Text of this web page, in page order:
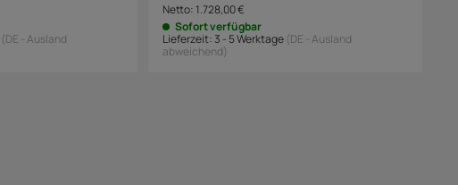
(DE - Ausland
Netto: 1.728,00€
Sofort verfügbar
Lieferzeit:3 - 5 Werktage (DE - Ausland
abweichend)